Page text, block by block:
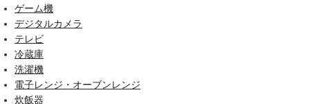
ゲーム機
デジタルカメラ
テレビ
冷蔵庫
洗濯機
電子レンジ・オーブンレンジ
炊飯器